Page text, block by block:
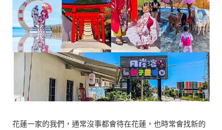
花蓮一家的我們，通常沒事都會待在花蓮，也時常會找新的